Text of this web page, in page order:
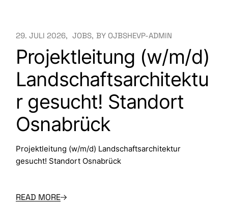
29. JULI 2026 JOBS BY OJBSHEVP-ADMIN
Projektleitung (w/m/d)
Landschaftsarchitektu
r gesucht! Standort
Osnabrück
Projektleitung (w/m/d) Landschaftsarchitektur
gesucht! Standort Osnabrück
READ MORE